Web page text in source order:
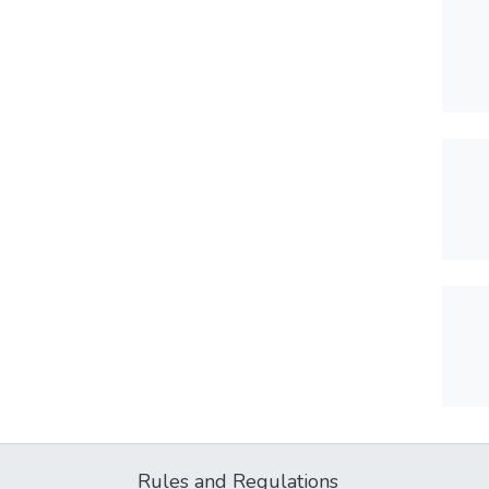
Rules and Regulations